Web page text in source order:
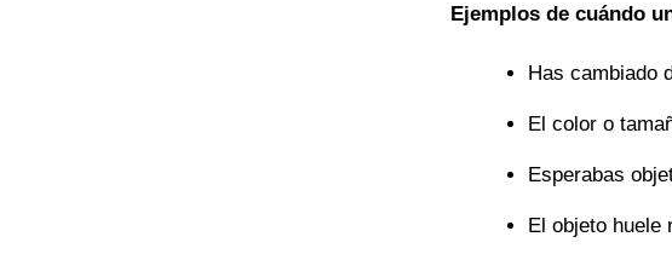
Ejemplos de cuándo
Has cambiado
El color o
Esperabas
El objeto huele